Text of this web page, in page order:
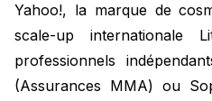
Yahoo!, la marque de
scale-up internationale
professionnels
(Assurances MMA) ou